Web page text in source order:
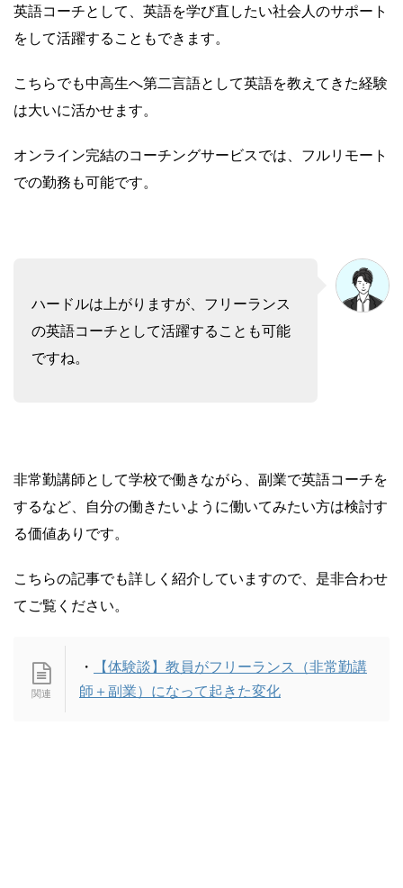
英語コーチとして、英語を学び直したい社会人のサポート
をして活躍することもできます。
こちらでも中高生へ第二言語として英語を教えてきた経験
は大いに活かせます。
オンライン完結のコーチングサービスでは、フルリモート
での勤務も可能です。
ハードルは上がりますが、フリーランス
の英語コーチとして活躍することも可能
ですね。
非常勤講師として学校で働きながら、副業で英語コーチを
するなど、自分の働きたいように働いてみたい方は検討す
る価値ありです。
こちらの記事でも詳しく紹介していますので、是非合わせ
てご覧ください。
・
【体験談】教員がフリーランス（非常勤講
師＋副業）になって起きた変化